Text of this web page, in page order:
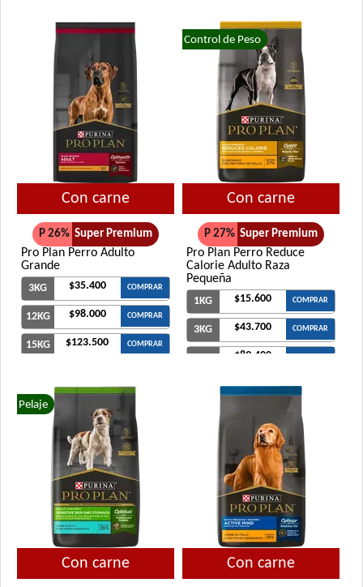
Con carne
P 26% Super Premium
Pro Plan Perro Adulto
Grande
3KG $35.400 COMPRAR
12KG $98.000 COMPRAR
15KG $123.500 COMPRAR
Control de Peso
Con carne
P 27% Super Premium
Pro Plan Perro Reduce
Calorie Adulto Raza
Pequeña
1KG $15.600 COMPRAR
3KG $43.700 COMPRAR
7.5KG $89.400
Pelaje
Con carne Con carne